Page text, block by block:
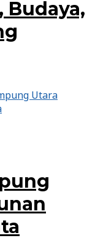
Budaya,